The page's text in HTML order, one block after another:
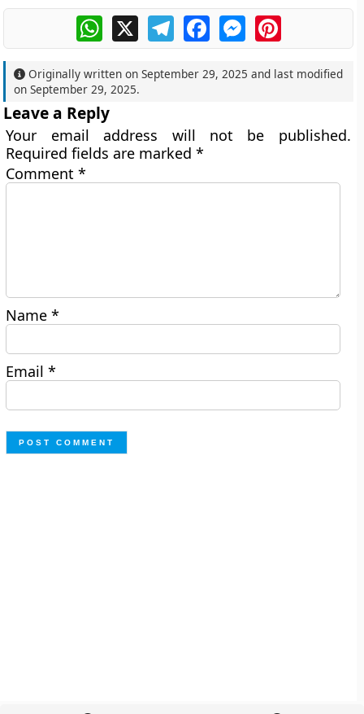
WhatsApp
X TelegramFacebookMessengerPinterest
Originally written onSeptember 29, 2025 and last modified
onSeptember 29, 2025.
Leave a Reply
Your email address will not be published.
Required fields are marked*
Comment*
Name*
Email*